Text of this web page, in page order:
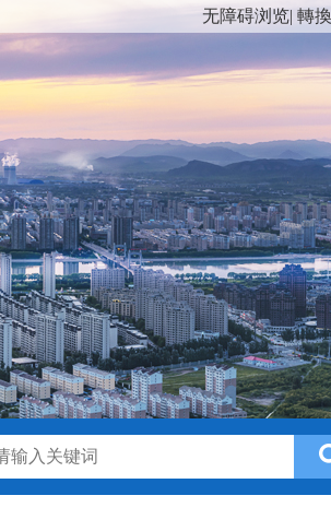
无障碍浏览| 轉